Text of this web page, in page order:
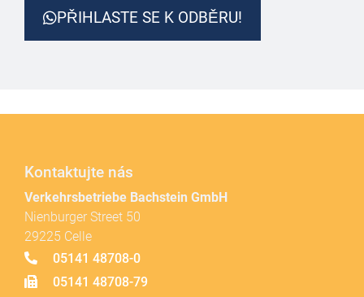
PŘIHLASTE SE K ODBĚRU!
Kontaktujte nás
Verkehrsbetriebe Bachstein GmbH
Nienburger Street 50
29225 Celle
05141 48708-0
05141 48708-79